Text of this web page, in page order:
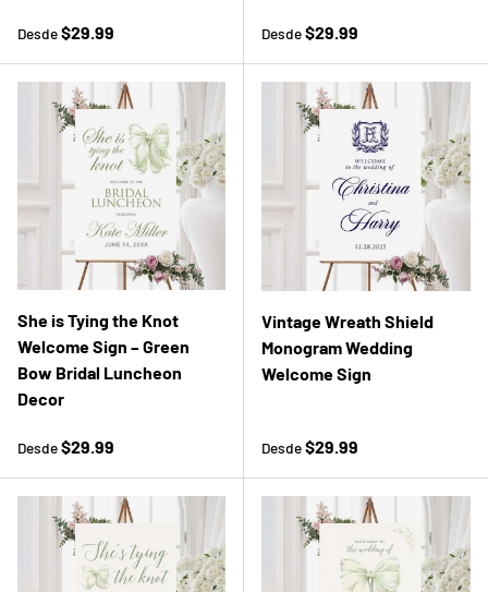
Precio normal
Desde$29.99 Precio normal
Desde$29.99
She is Tying the Knot
Welcome Sign – Green
Bow Bridal Luncheon
Decor
Precio normal
Desde$29.99
Vintage Wreath Shield
Monogram Wedding
Welcome Sign
Precio normal
Desde$29.99